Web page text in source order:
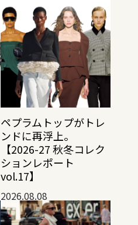
ペプラムトップがトレ
ンドに再浮上。
【2026-27 秋冬コレク
ションレポート
vol.17】
2026.08.08